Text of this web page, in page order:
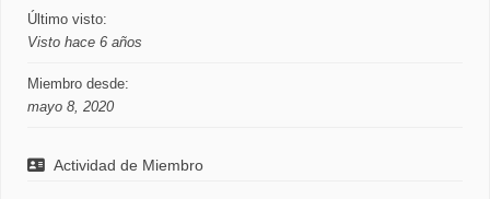
Último visto:
Visto hace 6 años
Miembro desde:
mayo 8, 2020
Actividad de Miembro